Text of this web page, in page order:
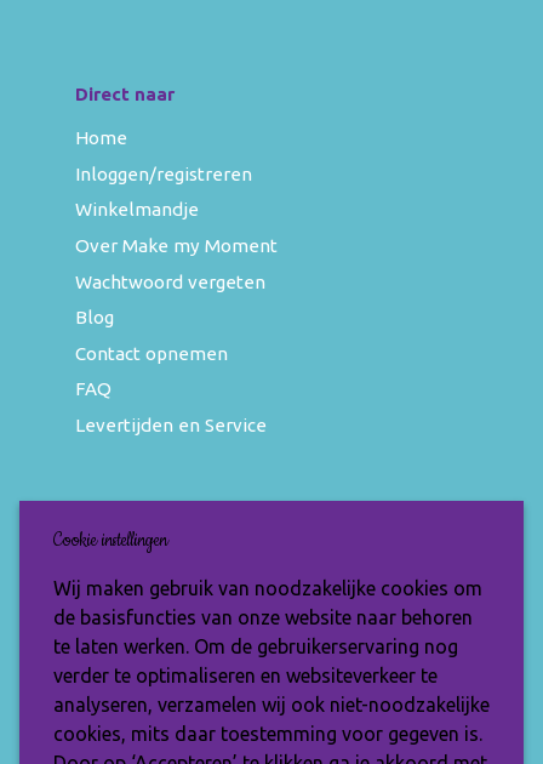
Direct naar
Home
Inloggen/registreren
Winkelmandje
Over Make my Moment
Wachtwoord vergeten
Blog
Contact opnemen
FAQ
Levertijden en Service
Nieuwsbrief
Wil jij op de hoogte blijven van de nieuwste
items en speciale aanbiedingen? Vul je e-
mailadres dan in en ontvang de Make My
Moment nieuwsbrief.
Cookie instellingen
Wij maken gebruik van noodzakelijke cookies om
de basisfuncties van onze website naar behoren
te laten werken. Om de gebruikerservaring nog
verder te optimaliseren en websiteverkeer te
analyseren, verzamelen wij ook niet-noodzakelijke
cookies, mits daar toestemming voor gegeven is.